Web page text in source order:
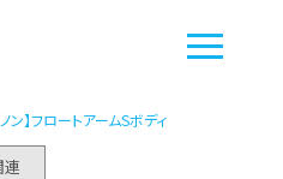
ノン】フロートアームSボディ
連